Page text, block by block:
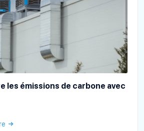
les émissions de carbone avec